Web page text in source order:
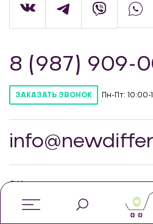
8 (987) 909-
ЗАКАЗАТЬ ЗВОНОК Пн-Пт:
© Интернет-магазин
Политика конфиденцильности
Соглашение об использовании
Публичная оферта
0